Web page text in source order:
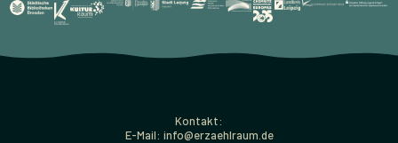
Kontakt:
E-Mail: info@erzaehlraum.de